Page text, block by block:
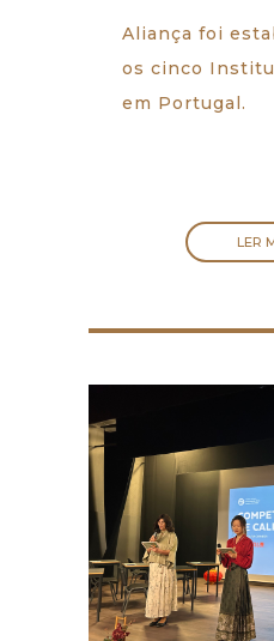
Aliança foi
os cinco
em Portugal.
LER